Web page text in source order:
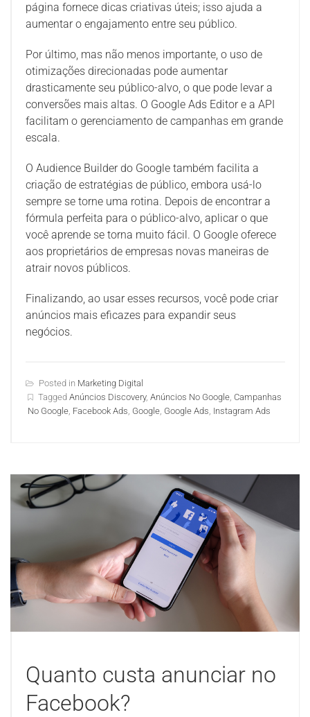
página fornece dicas criativas úteis; isso ajuda a
aumentar o engajamento entre seu público.
Por último, mas não menos importante, o uso de
otimizações direcionadas pode aumentar
drasticamente seu público-alvo, o que pode levar a
conversões mais altas. O Google Ads Editor e a API
facilitam o gerenciamento de campanhas em grande
escala.
O Audience Builder do Google também facilita a
criação de estratégias de público, embora usá-lo
sempre se torne uma rotina. Depois de encontrar a
fórmula perfeita para o público-alvo, aplicar o que
você aprende se torna muito fácil. O Google oferece
aos proprietários de empresas novas maneiras de
atrair novos públicos.
Finalizando, ao usar esses recursos, você pode criar
anúncios mais eficazes para expandir seus
negócios.
Posted in Marketing Digital
Tagged Anúncios Discovery, Anúncios No Google Campanhas
No Google Facebook Ads Google Google Ads Instagram Ads
Quanto custa anunciar no
Facebook?